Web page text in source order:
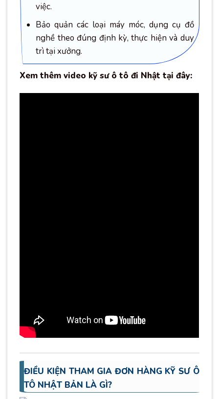
việc.
Bảo quản các loại máy móc, dụng cụ đồ
nghề theo đúng định kỳ, thực hiện và duy
trì tại xưởng.
Xem thêm video kỹ sư ô tô đi Nhật tại đây:
ĐIỀU KIỆN THAM GIA ĐƠN HÀNG KỸ SƯ Ô
TÔ NHẬT BẢN LÀ GÌ?